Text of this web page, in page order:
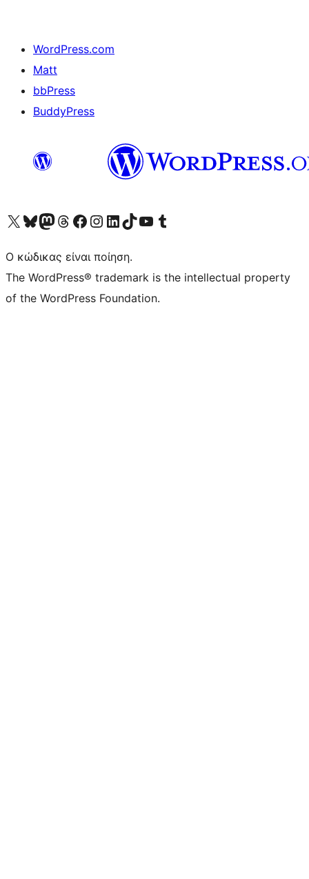
WordPress.com
Matt
bbPress
BuddyPress
Visit our X (formerly Twitter) account
Visit our Bluesky account
Επισκεφθείτε τον λογαριασμό μας στο Mastodon
Visit our Threads account
Επισκεφτείτε τη σελίδα μας στο Facebook
Επισκεφθείτε τον λογαριασμό μας Instagram
Επισκεφθείτε τον λογαριασμό μας LinkedIn
Visit our TikTok account
Visit our YouTube channel
Visit our Tumblr account
Ο κώδικας είναι ποίηση.
The WordPress® trademark is the intellectual property
of the WordPress Foundation.